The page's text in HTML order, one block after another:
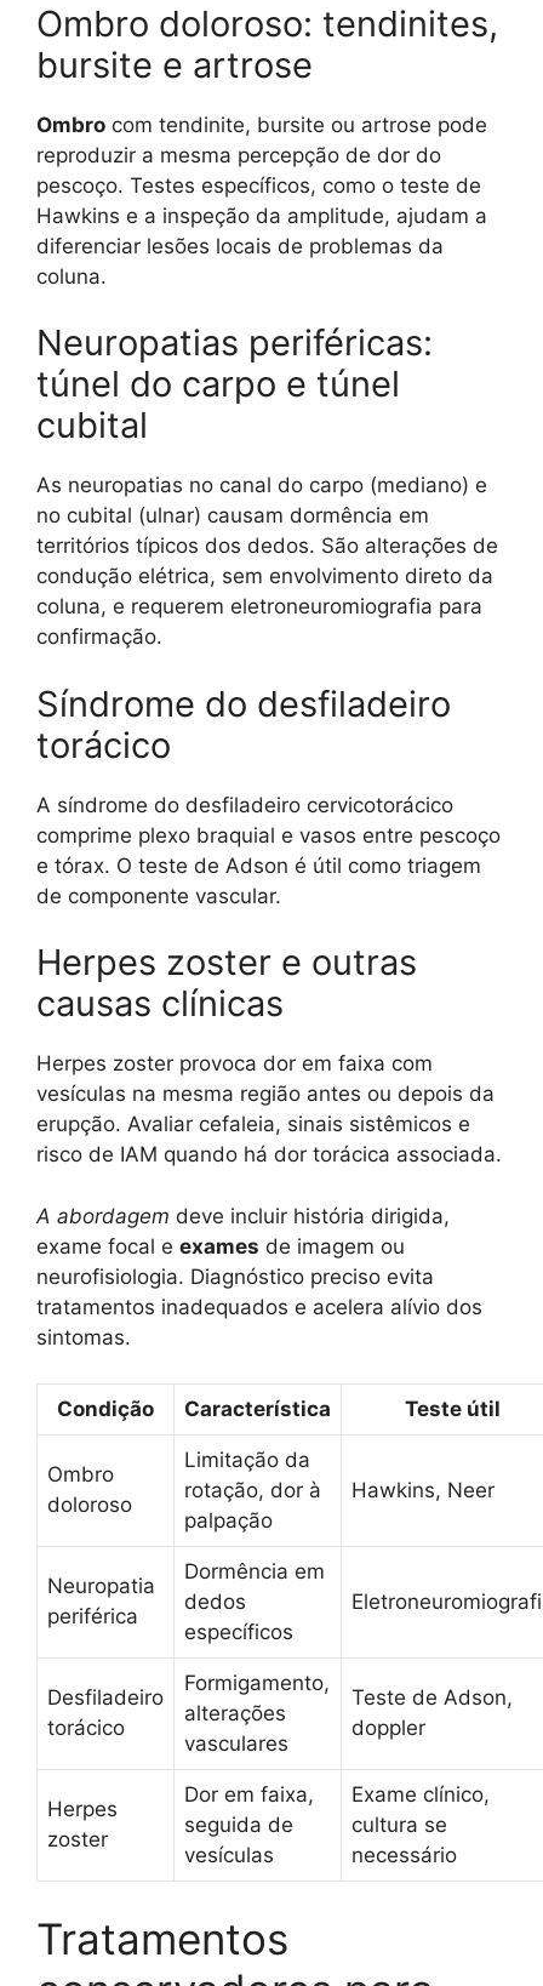
Ombro doloroso: tendinites,
bursite e artrose
Ombro com tendinite, bursite ou artrose pode
reproduzir a mesma percepção de dor do
pescoço. Testes específicos, como o teste de
Hawkins e a inspeção da amplitude, ajudam a
diferenciar lesões locais de problemas da
coluna.
Neuropatias periféricas:
túnel do carpo e túnel
cubital
As neuropatias no canal do carpo (mediano) e
no cubital (ulnar) causam dormência em
territórios típicos dos dedos. São alterações de
condução elétrica, sem envolvimento direto da
coluna, e requerem eletroneuromiografia para
confirmação.
Síndrome do desfiladeiro
torácico
A síndrome do desfiladeiro cervicotorácico
comprime plexo braquial e vasos entre pescoço
e tórax. O teste de Adson é útil como triagem
de componente vascular.
Herpes zoster e outras
causas clínicas
Herpes zoster provoca dor em faixa com
vesículas na mesma região antes ou depois da
erupção. Avaliar cefaleia, sinais sistêmicos e
risco de IAM quando há dor torácica associada.
A abordagem deve incluir história dirigida,
exame focal e exames de imagem ou
neurofisiologia. Diagnóstico preciso evita
tratamentos inadequados e acelera alívio dos
sintomas.
Condição Característica Teste útil
Ombro
doloroso
Limitação da
rotação, dor à
palpação
Hawkins, Neer
Neuropatia
periférica
Dormência em
dedos
específicos
Desfiladeiro
torácico
Formigamento,
alterações
vasculares
Teste de Adson,
doppler
Herpes
zoster
Dor em faixa,
seguida de
vesículas
Exame clínico,
cultura se
necessário
Tratamentos